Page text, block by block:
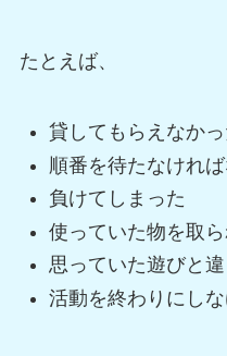
たとえば、
貸してもらえなかっ
順番を待たなけれ
負けてしまった
使っていた物を取
思っていた遊びと
活動を終わりにし